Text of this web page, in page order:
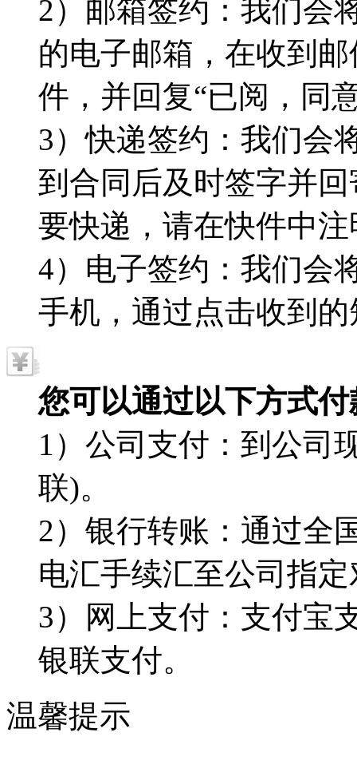
2）邮箱签约：我们会
的电子邮箱，在收到
件，并回复“已阅，同
3）快递签约：我们会
到合同后及时签字并
要快递，请在快件中
4）电子签约：我们会
手机，通过点击收到
您可以通过以下方式付
1）公司支付：到公司
联)。
2）银行转账：通过全
电汇手续汇至公司指
3）网上支付：支付宝
银联支付。
温馨提示